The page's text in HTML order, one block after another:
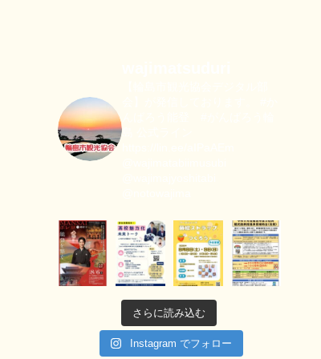
さらに読み込む
Instagram でフォロー